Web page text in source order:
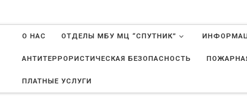
О НАС ОТДЕЛЫ МБУ МЦ “СПУТНИК”
АНТИТЕРРОРИСТИЧЕСКАЯ БЕЗОПАСНОСТЬ
ПЛАТНЫЕ УСЛУГИ